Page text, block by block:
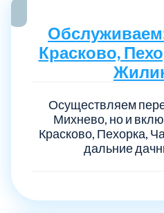
Красково,
Осуществляем
Михнево, но и
Красково, Пехорка,
дальние